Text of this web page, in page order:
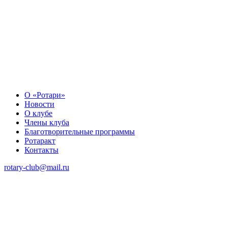
О «Ротари»
Новости
О клубе
Члены клуба
Благотворительные программы
Ротаракт
Контакты
rotary-club@mail.ru